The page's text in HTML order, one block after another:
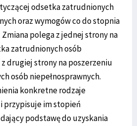
odsetka zatrudnionych
oraz wymogów co do stopnia
polega z jednej strony na
zatrudnionych osób
drugiej strony na poszerzeniu
osób niepełnosprawnych.
konkretne rodzaje
przypisuje im stopień
podstawę do uzyskania